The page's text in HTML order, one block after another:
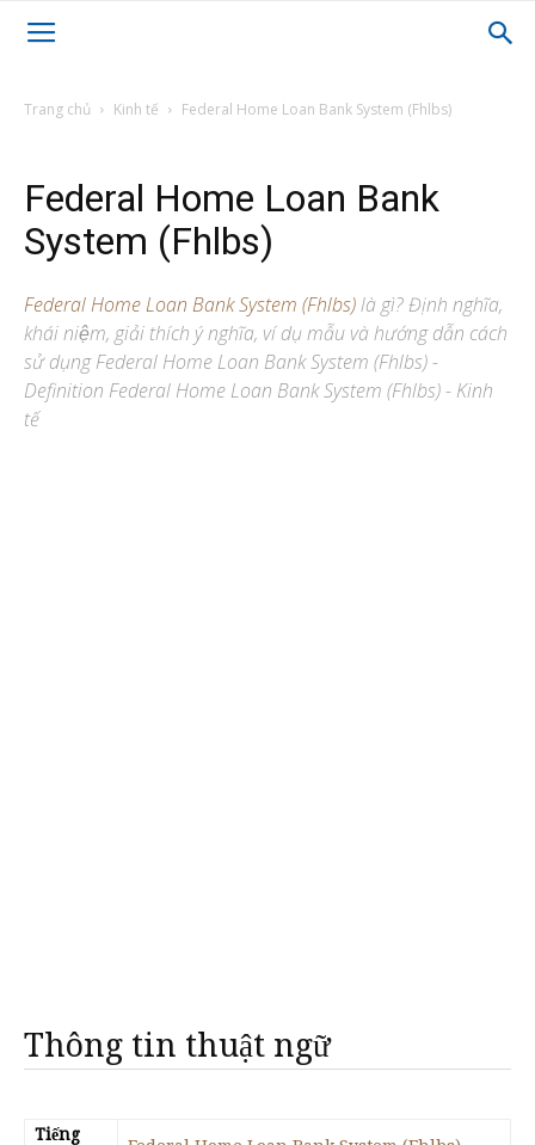
Trang chủ Kinh tế Federal Home Loan Bank System (Fhlbs)
Federal Home Loan Bank
System (Fhlbs)
Federal Home Loan Bank System (Fhlbs)là gì? Định nghĩa,
khái niệm, giải thích ý nghĩa, ví dụ mẫu và hướng dẫn cách
sử dụng Federal Home Loan Bank System (Fhlbs) -
Definition Federal Home Loan Bank System (Fhlbs) - Kinh
tế
Thông tin thuật ngữ
Tiếng